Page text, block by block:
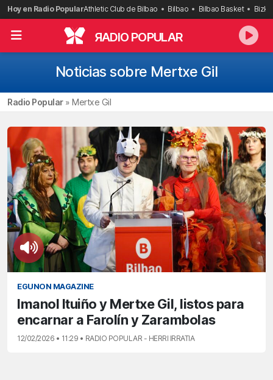
Saltar
al
contenido
Hoy en Radio PopularAthletic Club de Bilbao Bilbao Bilbao Basket
RADIO POPULAR
Noticias sobre Mertxe Gil
Radio Popular» Mertxe Gil
EGUNON MAGAZINE
Imanol Ituiño y Mertxe Gil, listos para
encarnar a Farolín y Zarambolas
12/02/2026 • 11:29 • RADIO POPULAR - HERRI IRRATIA